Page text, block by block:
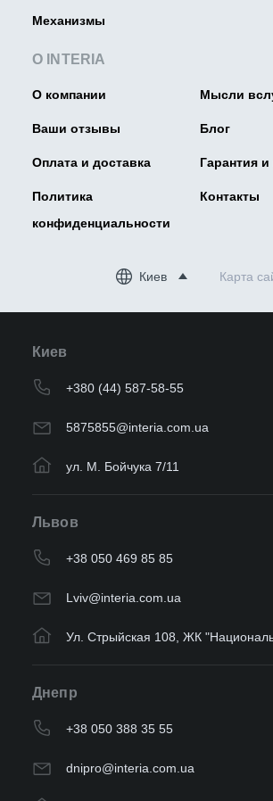
Механизмы
О INTERIA
О компании Мысли
Ваши отзывы Блог
Оплата и доставка Гарантия
Политика
конфиденциальности
Контакты
Киев Карта
Киев
+380 (44) 587-58-55
5875855@interia.com.ua
ул. М. Бойчука 7/11
Львов
+38 050 469 85 85
Lviv@interia.com.ua
Ул. Стрыйская 108, ЖК
Днепр
+38 050 388 35 55
dnipro@interia.com.ua